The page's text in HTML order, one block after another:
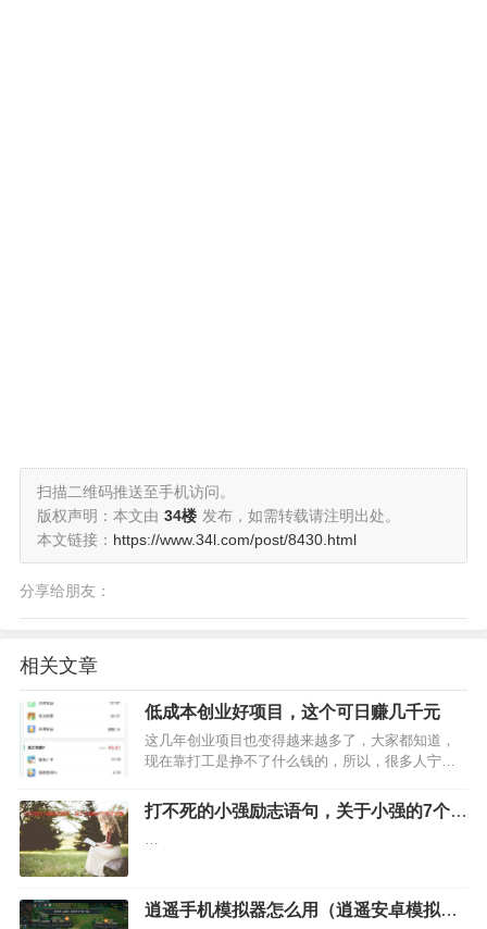
扫描二维码推送至手机访问。
版权声明：本文由 34楼 发布，如需转载请注明出处。
本文链接： https://www.34l.com/post/8430.html
分享给朋友：
相关文章
低成本创业好项目，这个可日赚几千元
这几年创业项目也变得越来越多了，大家都知道，
现在靠打工是挣不了什么钱的，所以，很多人宁愿
呢？下面小编马上为大家推荐一个低成本创业项
目，如果你有资源的话，也可以免费去推广操作，
做好了日赚几千也是很容…
打不死的小强励志语句，关于小强的7个句
…
逍遥手机模拟器怎么用（逍遥安卓模拟器